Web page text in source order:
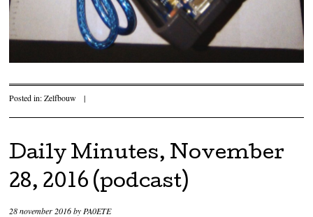
Posted in:Zelfbouw |
Daily Minutes, November
28, 2016 (podcast)
28 november 2016by PA0ETE